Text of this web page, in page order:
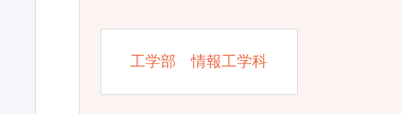
工学部 情報工学科